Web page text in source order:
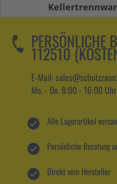
PERSÖNLICHE
112510
E-Mail:
Mo. - Do. 8:00 - 16:00
Alle Lagerartikel
Persönliche Beratung
Direkt vom Hersteller